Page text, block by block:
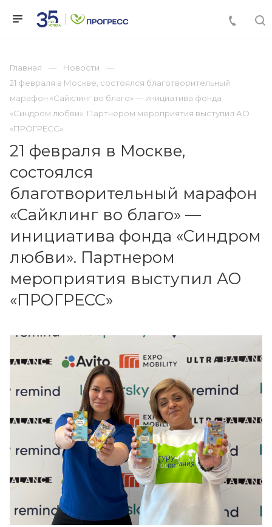
Главная
Новости
21 февраля в Москве, состоялся благотворительный
марафон «Сайклинг во благо» — инициатива фонда
«Синдром любви». Партнером мероприятия выступил АО
«ПРОГРЕСС»
21 февраля в Москве,
состоялся
благотворительный марафон
«Сайклинг во благо» —
инициатива фонда «Синдром
любви». Партнером
мероприятия выступил АО
«ПРОГРЕСС»